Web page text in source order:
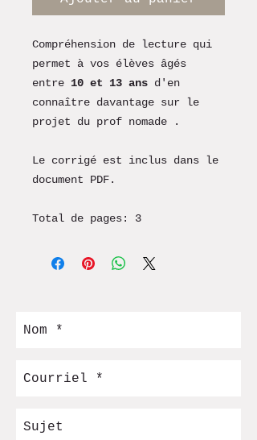
Compréhension de lecture qui
permet à vos élèves âgés
entre 10 et 13 ans d'en
connaître davantage sur le
projet du prof nomade .
Le corrigé est inclus dans le
document PDF.
Total de pages: 3